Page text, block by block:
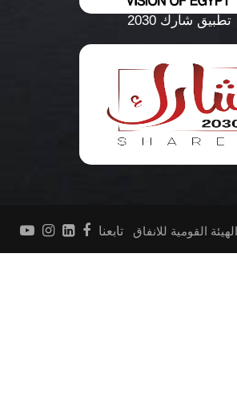
تطبيق شارك 2030
تابعنا